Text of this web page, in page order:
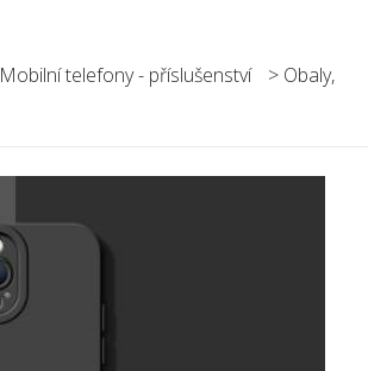
Mobilní telefony - příslušenství > Obaly,